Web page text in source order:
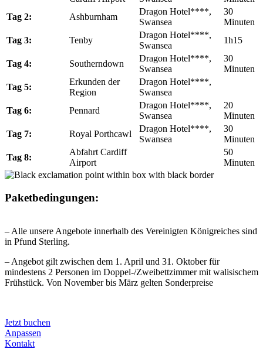
Tag 2:
Ashburnham
Dragon Hotel****,
Swansea
30
Minuten
Tag 3:
Tenby
Dragon Hotel****,
Swansea
1h15
Tag 4: Southerndown
Dragon Hotel****,
Swansea
30
Minuten
Tag 5:
Erkunden der
Region
Dragon Hotel****,
Swansea
Tag 6:
Pennard
Dragon Hotel****,
Swansea
20
Minuten
Tag 7:
Royal Porthcawl
Dragon Hotel****,
Swansea
30
Minuten
Tag 8:
Abfahrt Cardiff
Airport
50
Minuten
Paketbedingungen:
– Alle unsere Angebote innerhalb des Vereinigten Königreiches sind
in Pfund Sterling.
– Angebot gilt zwischen dem 1. April und 31. Oktober für
mindestens 2 Personen im Doppel-/Zweibettzimmer mit walisischem
Frühstück. Von November bis März gelten Sonderpreise
Jetzt buchen
Anpassen
Kontakt